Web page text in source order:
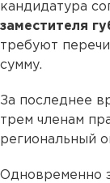
кандидатура
заместителя
требуют
сумму.
За последнее
трем членам
региональный
Одновременно